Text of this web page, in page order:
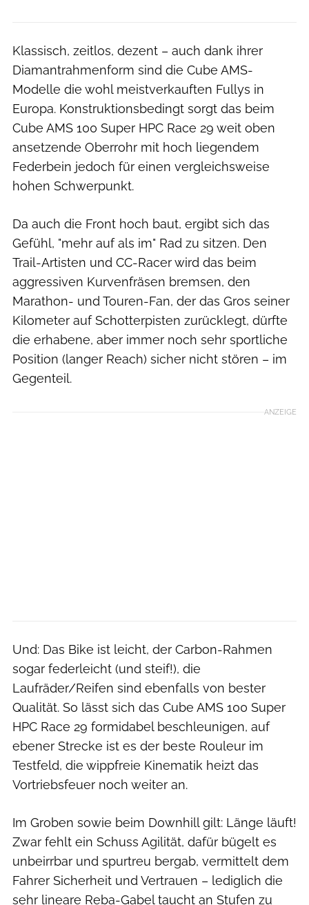
Klassisch, zeitlos, dezent – auch dank ihrer
Diamantrahmenform sind die Cube AMS-
Modelle die wohl meistverkauften Fullys in
Europa. Konstruktionsbedingt sorgt das beim
Cube AMS 100 Super HPC Race 29 weit oben
ansetzende Oberrohr mit hoch liegendem
Federbein jedoch für einen vergleichsweise
hohen Schwerpunkt.
Da auch die Front hoch baut, ergibt sich das
Gefühl, "mehr auf als im" Rad zu sitzen. Den
Trail-Artisten und CC-Racer wird das beim
aggressiven Kurvenfräsen bremsen, den
Marathon- und Touren-Fan, der das Gros seiner
Kilometer auf Schotterpisten zurücklegt, dürfte
die erhabene, aber immer noch sehr sportliche
Position (langer Reach) sicher nicht stören – im
Gegenteil.
ANZEIGE
Und: Das Bike ist leicht, der Carbon-Rahmen
sogar federleicht (und steif!), die
Laufräder/Reifen sind ebenfalls von bester
Qualität. So lässt sich das Cube AMS 100 Super
HPC Race 29 formidabel beschleunigen, auf
ebener Strecke ist es der beste Rouleur im
Testfeld, die wippfreie Kinematik heizt das
Vortriebsfeuer noch weiter an.
Im Groben sowie beim Downhill gilt: Länge läuft!
Zwar fehlt ein Schuss Agilität, dafür bügelt es
unbeirrbar und spurtreu bergab, vermittelt dem
Fahrer Sicherheit und Vertrauen – lediglich die
sehr lineare Reba-Gabel taucht an Stufen zu